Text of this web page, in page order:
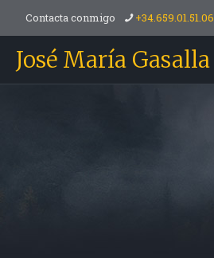
Contacta conmigo +34.659.01.51.06
José María Gasalla